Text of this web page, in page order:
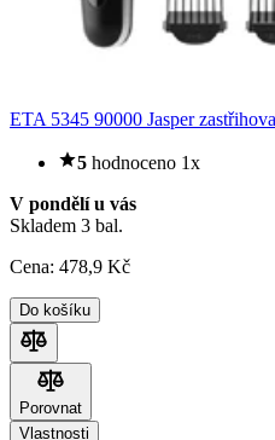
ETA 5345 90000 Jasper
5 hodnoceno 1x
V pondělí u vás
Skladem 3 bal.
Cena: 478,9 Kč
Do košíku
Porovnat
Porovnat
Vlastnosti